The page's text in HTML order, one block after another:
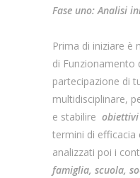
Fase uno: Analisi
Prima di iniziare è
di Funzionamento
partecipazione di
multidisciplinare,
e stabilire
termini di efficacia
analizzati poi i
famiglia, scuola,